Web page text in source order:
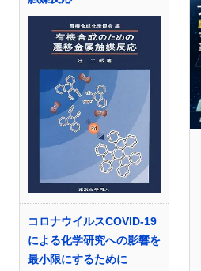
コロナウイルスCOVID-19
による化学研究への影響を
最小限にするために